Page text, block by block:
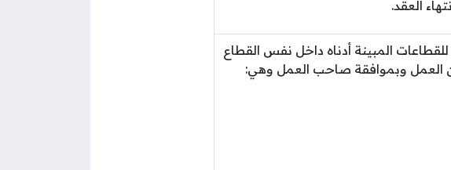
العقد.
المبينة أدناه داخل نفس القطاع
العمل وبموافقة صاحب العمل وهي: